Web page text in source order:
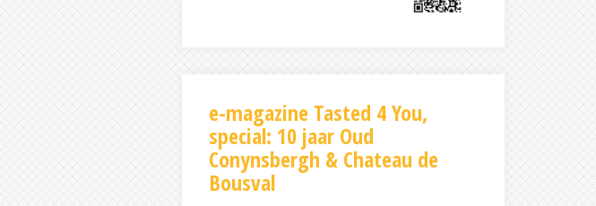
e-magazine Tasted 4 You,
special: 10 jaar Oud
Conynsbergh & Chateau de
Bousval